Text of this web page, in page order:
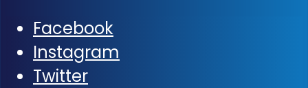
Facebook
Instagram
Twitter